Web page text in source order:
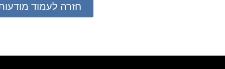
חזרה לעמוד